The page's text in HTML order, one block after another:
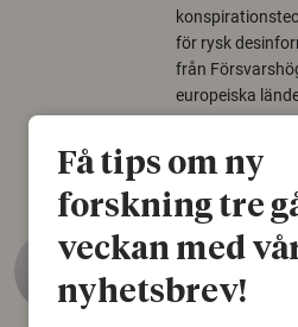
för rysk
från
europeiska
Gammalt
äldsta sko
Få tips om ny
forskning tre
veckan med
nyhetsbrev!